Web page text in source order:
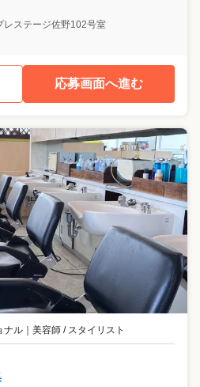
レステージ佐野102号室
応募画面へ進む
ナル ｜ 美容師 / スタイリスト